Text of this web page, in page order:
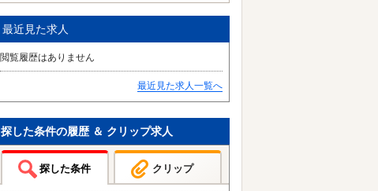
最近見た求人
閲覧履歴はありません
最近見た求人一覧へ
探した条件の履歴 ＆ クリップ求人
探した条件 クリップ